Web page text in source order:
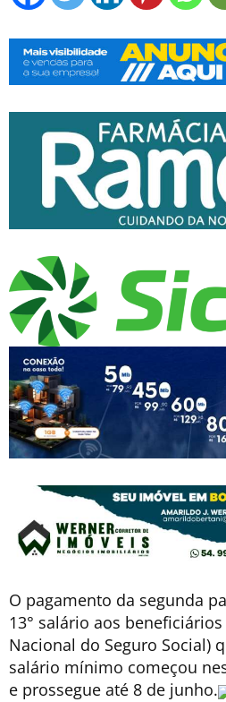
O pagamento da segunda
13° salário aos
Nacional do Seguro Social)
salário mínimo começou
e prossegue até 8 de junho.